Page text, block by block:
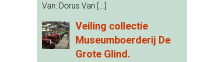
Van: Dorus Van […]
Veiling collectie
Museumboerderij De
Grote Glind.